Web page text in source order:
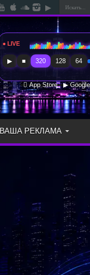
● LIVE
▶ ■ 320 128 64
 App Store ▶
ВАША РЕКЛАМА